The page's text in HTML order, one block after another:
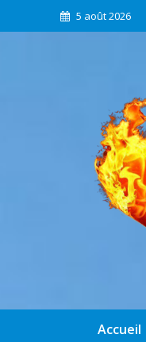
5 août 2026
Accueil